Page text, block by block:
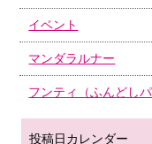
イベント
マンダラルナー
フンティ（ふんどしパ
投稿日カレンダー